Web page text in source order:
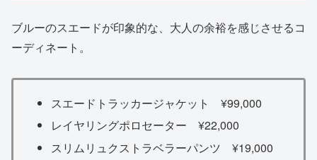
ブルーのスエードが印象的な、大人の余裕を感じさせるコ
ーディネート。
スエードトラッカージャケット ¥99,000
レイヤリングポロセーター ¥22,000
スリムリュクストラベラーパンツ ¥19,000